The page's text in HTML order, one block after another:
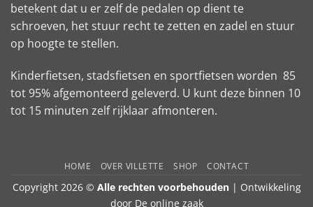
betekent dat u er zelf de pedalen op dient te
schroeven, het stuur recht te zetten en zadel en stuur
op hoogte te stellen.
Kinderfietsen, stadsfietsen en sportfietsen worden 85
tot 95% afgemonteerd geleverd. U kunt deze binnen 10
tot 15 minuten zelf rijklaar afmonteren.
HOME OVER VILLETTE SHOP CONTACT
Copyright 2026 © Alle rechten voorbehouden| Ontwikkeling
door De online zaak